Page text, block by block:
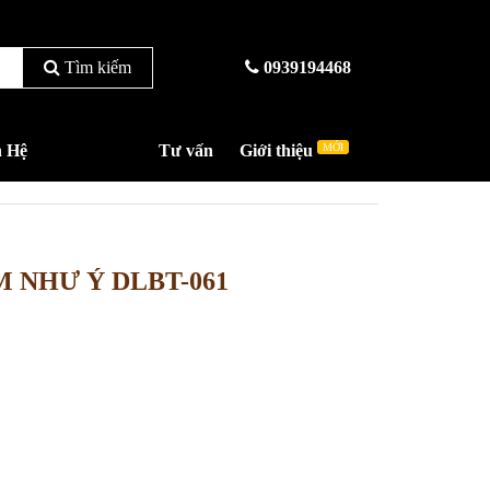
Tìm kiếm 0939194468
Hệ Tư vấn Giới thiệu MỚI
NHƯ Ý DLBT-061